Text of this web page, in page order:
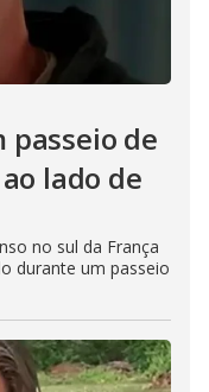
passeio de
lado de
no sul da França
durante um passeio